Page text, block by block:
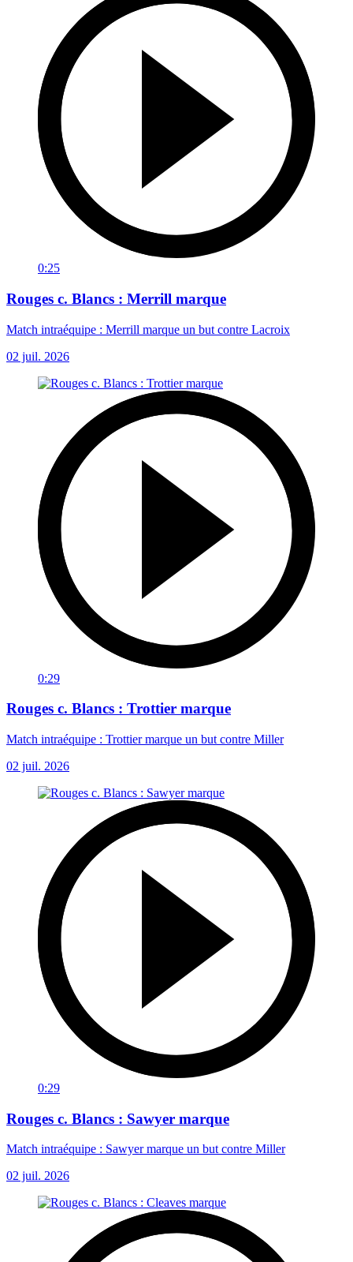
0:25
Rouges c. Blancs : Merrill marque
Match intraéquipe : Merrill marque un but contre Lacroix
02 juil. 2026
0:29
Rouges c. Blancs : Trottier marque
Match intraéquipe : Trottier marque un but contre Miller
02 juil. 2026
0:29
Rouges c. Blancs : Sawyer marque
Match intraéquipe : Sawyer marque un but contre Miller
02 juil. 2026